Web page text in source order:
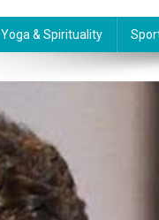
Yoga & Spirituality